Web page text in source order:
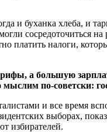
и буханка хлеба, и
сосредоточиться
платить налоги,
а большую
по-советски:
и все время
выборах,
избирателей.